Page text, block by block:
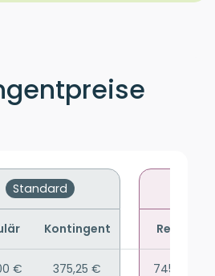
Standard
Kontingent Regulär
€ 375,25 € 745,00 €